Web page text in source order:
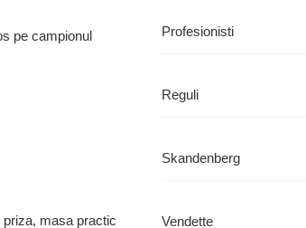
pe campionul
priza, masa practic
Profesionisti
Reguli
Skandenberg
Vendette